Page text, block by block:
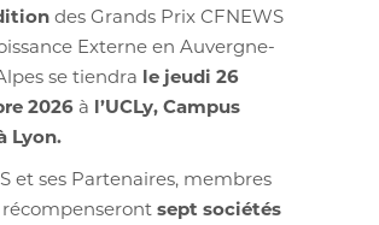
des Grands Prix CFNEWS
Externe en Auvergne-
se tiendra le jeudi 26
2026 à l’UCLy, Campus
Lyon.
et ses Partenaires, membres
récompenseront sept sociétés